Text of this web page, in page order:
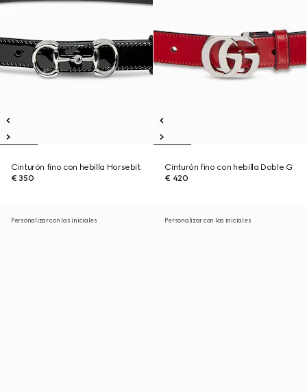
Cinturón fino con hebilla Horsebit
€ 350
Cinturón fino con hebilla Doble G
€ 420
Personalizar con las iniciales Personalizar con las iniciales